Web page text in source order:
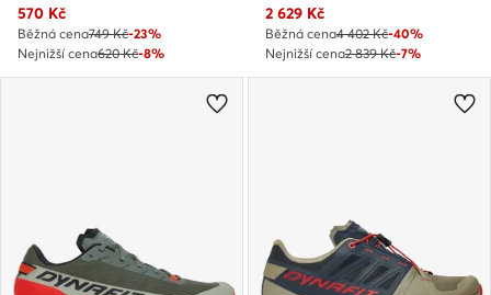
Aktuální cena
570 Kč
Běžná cena749 Kč-23%
Nejnižší cena620 Kč-8%
Aktuální cena
2 629 Kč
Běžná cena4 402 Kč-40%
Nejnižší cena2 839 Kč-7%